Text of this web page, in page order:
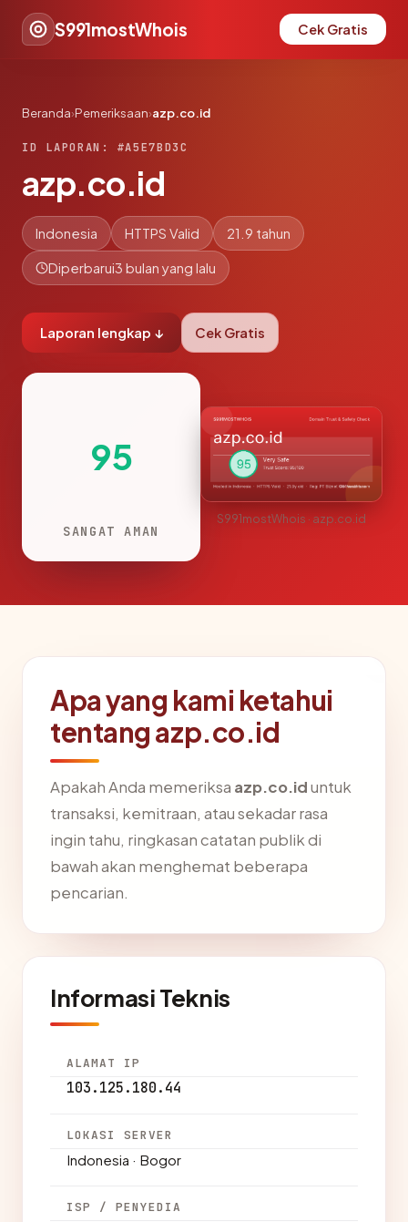
S991mostWhois Cek Gratis
Beranda›Pemeriksaan›azp.co.id
ID LAPORAN: #A5E7BD3C
azp.co.id
Indonesia HTTPS Valid 21.9 tahun
Diperbarui3 bulan yang lalu
Laporan lengkap ↓ Cek Gratis
95
SANGAT AMAN
S991mostWhois · azp.co.id
Apa yang kami ketahui
tentang azp.co.id
Apakah Anda memeriksa azp.co.iduntuk
transaksi, kemitraan, atau sekadar rasa
ingin tahu, ringkasan catatan publik di
bawah akan menghemat beberapa
pencarian.
Informasi Teknis
ALAMAT IP
103.125.180.44
LOKASI SERVER
Indonesia · Bogor
ISP / PENYEDIA